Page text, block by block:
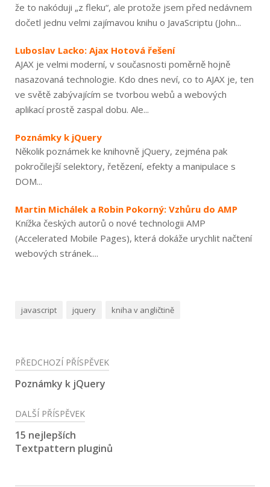
že to nakóduji „z fleku“, ale protože jsem před nedávnem
dočetl jednu velmi zajímavou knihu o JavaScriptu (John...
Luboslav Lacko: Ajax Hotová řešení
AJAX je velmi moderní, v současnosti poměrně hojně
nasazovaná technologie. Kdo dnes neví, co to AJAX je, ten
ve světě zabývajícím se tvorbou webů a webových
aplikací prostě zaspal dobu. Ale...
Poznámky k jQuery
Několik poznámek ke knihovně jQuery, zejména pak
pokročilejší selektory, řetězení, efekty a manipulace s
DOM...
Martin Michálek a Robin Pokorný: Vzhůru do AMP
Knížka českých autorů o nové technologii AMP
(Accelerated Mobile Pages), která dokáže urychlit načtení
webových stránek....
javascript jquery kniha v angličtině
Navigace
pro
PŘEDCHOZÍ PŘÍSPĚVEK
Poznámky k jQuery
DALŠÍ PŘÍSPĚVEK
15 nejlepších
Textpattern pluginů